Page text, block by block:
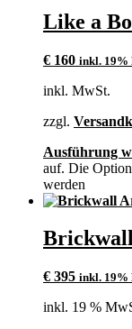
Like a
€ 160 inkl. 19%
inkl. MwSt.
zzgl.
Ausführung
auf. Die
werden
€ 395 inkl. 19%
inkl. 19 %